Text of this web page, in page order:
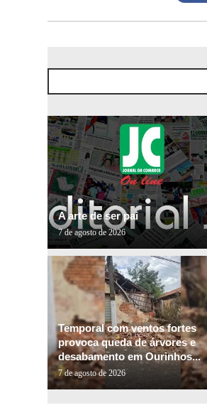
A arte de ser pai
7 de agosto de 2026
Temporal com ventos fortes
provoca queda de árvores e
desabamento em Ourinhos...
7 de agosto de 2026